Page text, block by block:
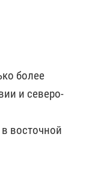
более
и северо-
восточной